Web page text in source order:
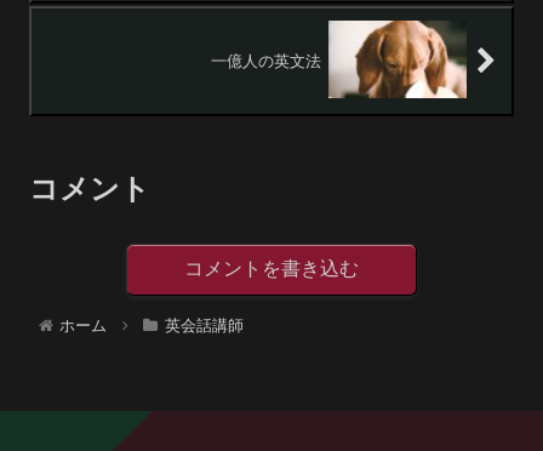
一億人の英文法
コメント
コメントを書き込む
ホーム 英会話講師